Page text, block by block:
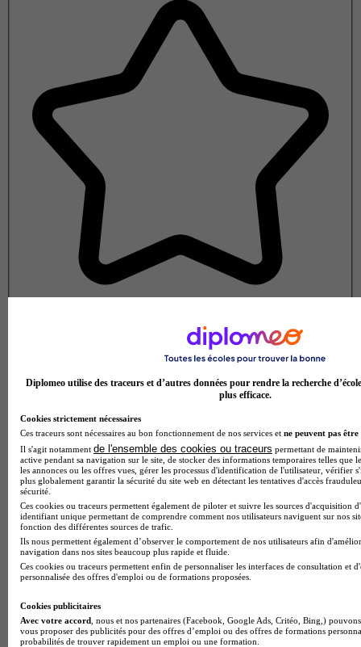
Diplomeo utilise des traceurs et d’autres données pour rendre la recherche
plus efficace.
Cookies strictement nécessaires
Ces traceurs sont nécessaires au bon fonctionnement de nos services et ne peuvent pas être
Il s'agit notamment de l'ensemble des cookies ou traceurs permettant de
active pendant sa navigation sur le site, de stocker des informations temporaires telles que
les annonces ou les offres vues, gérer les processus d'identification de l'utilisateur, vérifier
plus globalement garantir la sécurité du site web en détectant les tentatives d'accès
sécurité.
Ces cookies ou traceurs permettent également de piloter et suivre les sources d'acquisition
identifiant unique permettant de comprendre comment nos utilisateurs naviguent sur nos
fonction des différentes sources de trafic.
Ils nous permettent également d’observer le comportement de nos utilisateurs afin
navigation dans nos sites beaucoup plus rapide et fluide.
Ces cookies ou traceurs permettent enfin de personnaliser les interfaces de consultation et
personnalisée des offres d'emploi ou de formations proposées.
Cookies publicitaires
Avec votre accord , nous et nos partenaires (Facebook, Google Ads, Critéo, Bing,)
vous proposer des publicités pour des offres d’emploi ou des offres de formations
probabilités de trouver rapidement un emploi ou une formation.